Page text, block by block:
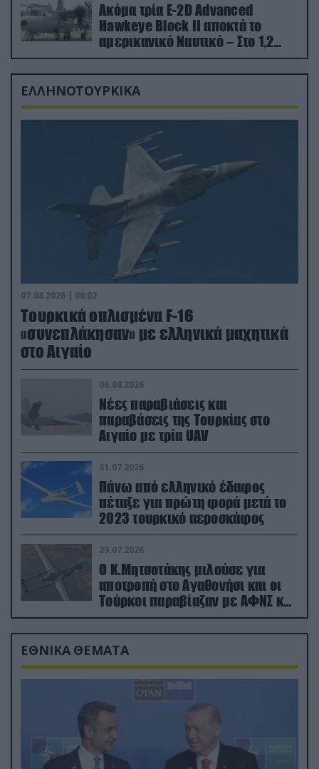
Ακόμα τρία E-2D Advanced
Hawkeye Block II αποκτά το
αμερικανικό Ναυτικό – Στο 1,2
δισ.δολάρια το κόστος
ΕΛΛΗΝΟΤΟΥΡΚΙΚΑ
07.08.2026 | 00:02
Τουρκικά οπλισμένα F-16
«συνεπλάκησαν» με ελληνικά μαχητικά
στο Αιγαίο
06.08.2026
Νέες παραβιάσεις και
παραβάσεις της Τουρκίας στο
Αιγαίο με τρία UAV
31.07.2026
Πάνω από ελληνικό έδαφος
πέταξε για πρώτη φορά μετά το
2023 τουρκικό αεροσκάφος
29.07.2026
Ο Κ.Μητσοτάκης μιλούσε για
αποτροπή στο Αγαθονήσι και οι
Τούρκοι παραβίαζαν με ΑΦΝΣ και
drone
ΕΘΝΙΚΑ ΘΕΜΑΤΑ